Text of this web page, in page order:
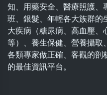
知、用藥安全、醫療照護、
班、銀髮、年輕各大族群的
大疾病（糖尿病、高血壓、
等）、養生保健、營養攝取
各類專家做正確、客觀的剖
的最佳資訊平台。